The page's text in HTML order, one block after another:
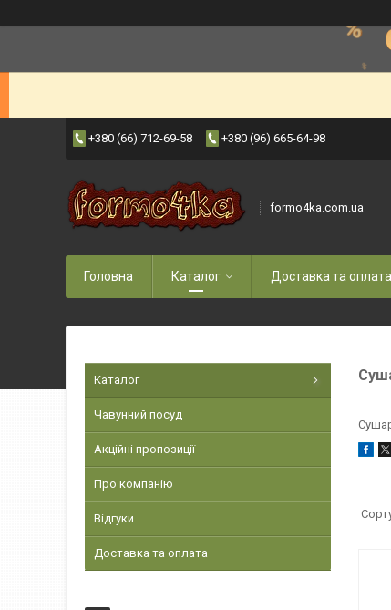
+380 (66) 712-69-58 +380 (96) 665-64-98
formo4ka.com.ua
Головна Каталог Доставка та оплата
Каталог
Чавунний посуд
Акційні пропозиції
Про компанію
Відгуки
Доставка та оплата